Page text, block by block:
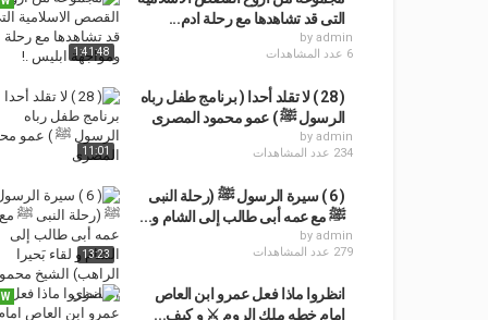
1:41:48
التى قد تشاهدها مع رحلة ادم...
by admin
6 عدد المشاهدات
11:01
( 28 ) لا تقلد أحدا ( برنامج طفل رباه
الرسول ﷺ ) عمو محمود المصرى
by admin
234 عدد المشاهدات
13:23
( 6 ) سيرة الرسول ﷺ (رحلة النبى
ﷺ مع عمه أبى طالب إلى الشام و...
by admin
279 عدد المشاهدات
انظروا ماذا فعل عمرو ابن العاص
امام خطه ملك الروم ⚔ و كيف...